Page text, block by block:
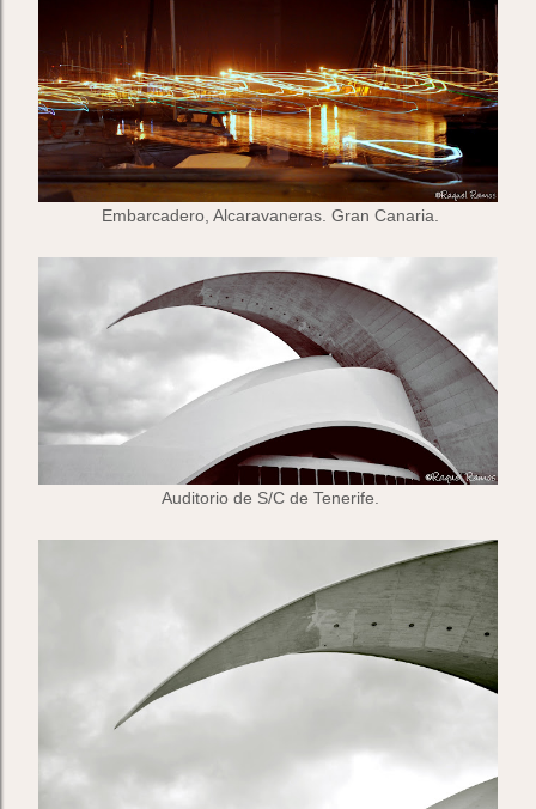
Embarcadero, Alcaravaneras. Gran Canaria.
Auditorio de S/C de Tenerife.